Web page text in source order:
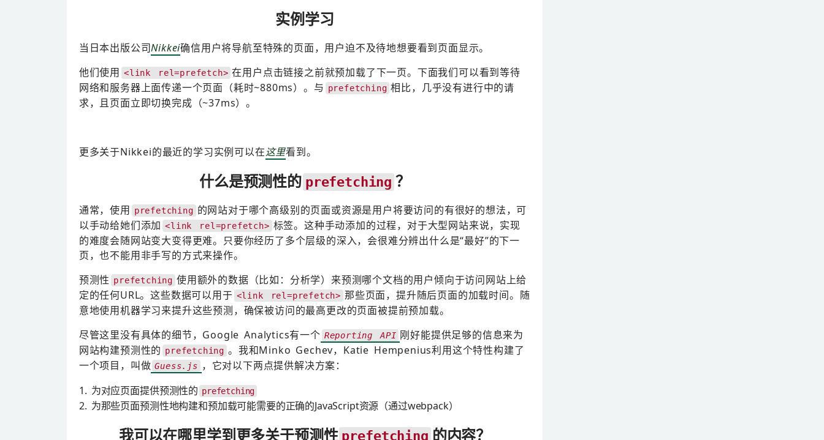
实例学习
当日本出版公司Nikkei确信用户将导航至特殊的页面，用户迫不及待地想要看到页面显示。
他们使用 <link rel=prefetch> 在用户点击链接之前就预加载了下一页。下面我们可以看到等待
网络和服务器上面传递一个页面（耗时~880ms）。与 prefetching 相比，几乎没有进行中的请
求，且页面立即切换完成（~37ms）。
更多关于Nikkei的最近的学习实例可以在这里看到。
什么是预测性的 prefetching ？
通常，使用 prefetching 的网站对于哪个高级别的页面或资源是用户将要访问的有很好的想法，可
以手动给她们添加 <link rel=prefetch> 标签。这种手动添加的过程，对于大型网站来说，实现
的难度会随网站变大变得更难。只要你经历了多个层级的深入，会很难分辨出什么是“最好”的下一
页，也不能用非手写的方式来操作。
预测性 prefetching 使用额外的数据（比如：分析学）来预测哪个文档的用户倾向于访问网站上给
定的任何URL。这些数据可以用于 <link rel=prefetch> 那些页面，提升随后页面的加载时间。随
意地使用机器学习来提升这些预测，确保被访问的最高更改的页面被提前预加载。
尽管这里没有具体的细节，Google Analytics有一个 Reporting API 刚好能提供足够的信息来为
网站构建预测性的 prefetching 。我和Minko Gechev，Katie Hempenius利用这个特性构建了
一个项目，叫做 Guess.js ，它对以下两点提供解决方案：
为对应页面提供预测性的 prefetching
为那些页面预测性地构建和预加载可能需要的正确的JavaScript资源（通过webpack）
我可以在哪里学到更多关于预测性 prefetching 的内容？